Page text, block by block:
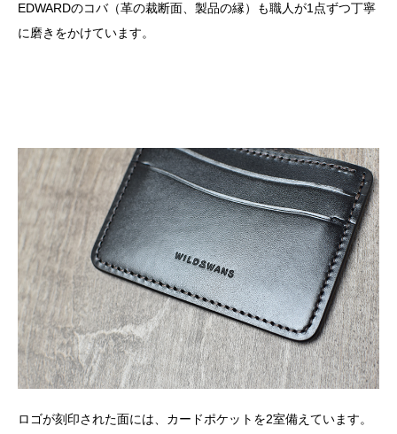
EDWARDのコバ（革の裁断面、製品の縁）も職人が1点ずつ丁寧
に磨きをかけています。
ロゴが刻印された面には、カードポケットを2室備えています。